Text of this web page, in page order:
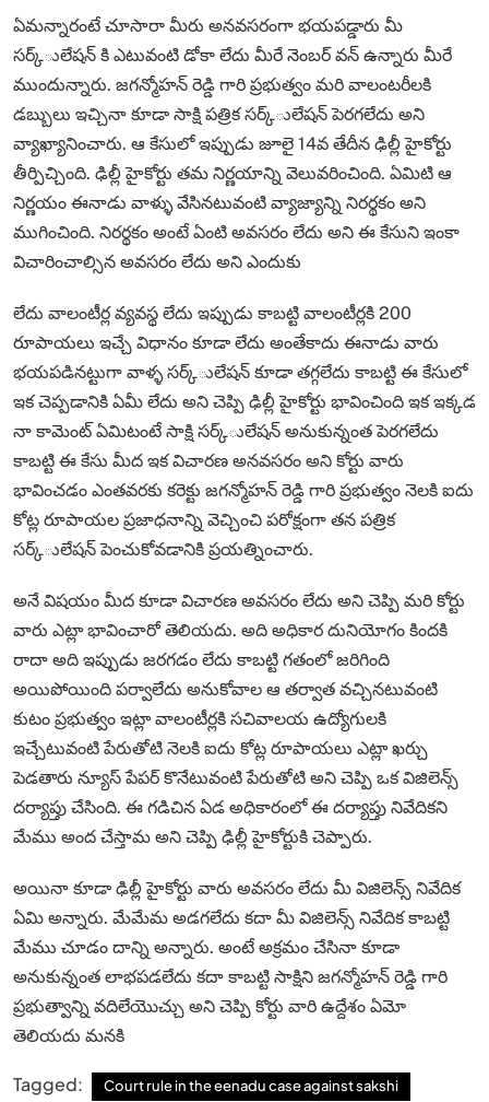
ఏమన్నారంటే చూసారా మీరు అనవసరంగా భయపడ్డారు మీ
సర్క్ులేషన్ కి ఎటువంటి డోకా లేదు మీరే నెంబర్ వన్ ఉన్నారు మీరే
ముందున్నారు. జగన్మోహన్ రెడ్డి గారి ప్రభుత్వం మరి వాలంటరీలకి
డబ్బులు ఇచ్చినా కూడా సాక్షి పత్రిక సర్క్ులేషన్ పెరగలేదు అని
వ్యాఖ్యానించారు. ఆ కేసులో ఇప్పుడు జూలై 14వ తేదీన ఢిల్లీ హైకోర్టు
తీర్పిచ్చింది. ఢిల్లీ హైకోర్టు తమ నిర్ణయాన్ని వెలువరించింది. ఏమిటి ఆ
నిర్ణయం ఈనాడు వాళ్ళు వేసినటువంటి వ్యాజ్యాన్ని నిరర్థకం అని
ముగించింది. నిరర్థకం అంటే ఏంటి అవసరం లేదు అని ఈ కేసుని ఇంకా
విచారించాల్సిన అవసరం లేదు అని ఎందుకు
లేదు వాలంటీర్ల వ్యవస్థ లేదు ఇప్పుడు కాబట్టి వాలంటీర్లకి 200
రూపాయలు ఇచ్చే విధానం కూడా లేదు అంతేకాదు ఈనాడు వారు
భయపడినట్టుగా వాళ్ళ సర్క్ులేషన్ కూడా తగ్గలేదు కాబట్టి ఈ కేసులో
ఇక చెప్పడానికి ఏమీ లేదు అని చెప్పి ఢిల్లీ హైకోర్టు భావించింది ఇక ఇక్కడ
నా కామెంట్ ఏమిటంటే సాక్షి సర్క్ులేషన్ అనుకున్నంత పెరగలేదు
కాబట్టి ఈ కేసు మీద ఇక విచారణ అనవసరం అని కోర్టు వారు
భావించడం ఎంతవరకు కరెక్టు జగన్మోహన్ రెడ్డి గారి ప్రభుత్వం నెలకి ఐదు
కోట్ల రూపాయల ప్రజాధనాన్ని వెచ్చించి పరోక్షంగా తన పత్రిక
సర్క్ులేషన్ పెంచుకోవడానికి ప్రయత్నించారు.
అనే విషయం మీద కూడా విచారణ అవసరం లేదు అని చెప్పి మరి కోర్టు
వారు ఎట్లా భావించారో తెలియదు. అది అధికార దునియోగం కిందకి
రాదా అది ఇప్పుడు జరగడం లేదు కాబట్టి గతంలో జరిగింది
అయిపోయింది పర్వాలేదు అనుకోవాల ఆ తర్వాత వచ్చినటువంటి
కుటం ప్రభుత్వం ఇట్లా వాలంటీర్లకి సచివాలయ ఉద్యోగులకి
ఇచ్చేటువంటి పేరుతోటి నెలకి ఐదు కోట్ల రూపాయలు ఎట్లా ఖర్చు
పెడతారు న్యూస్ పేపర్ కొనేటువంటి పేరుతోటి అని చెప్పి ఒక విజిలెన్స్
దర్యాప్తు చేసింది. ఈ గడిచిన ఏడ అధికారంలో ఈ దర్యాప్తు నివేదికని
మేము అంద చేస్తామ అని చెప్పి ఢిల్లీ హైకోర్టుకి చెప్పారు.
అయినా కూడా ఢిల్లీ హైకోర్టు వారు అవసరం లేదు మీ విజిలెన్స్ నివేదిక
ఏమి అన్నారు. మేమేమ అడగలేదు కదా మీ విజిలెన్స్ నివేదిక కాబట్టి
మేము చూడం దాన్ని అన్నారు. అంటే అక్రమం చేసినా కూడా
అనుకున్నంత లాభపడలేదు కదా కాబట్టి సాక్షిని జగన్మోహన్ రెడ్డి గారి
ప్రభుత్వాన్ని వదిలేయొచ్చు అని చెప్పి కోర్టు వారి ఉద్దేశం ఏమో
తెలియదు మనకి
Tagged: Court rule in the eenadu case against sakshi